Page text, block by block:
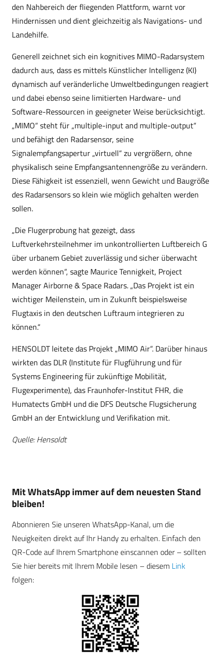
den Nahbereich der fliegenden Plattform, warnt vor
Hindernissen und dient gleichzeitig als Navigations- und
Landehilfe.
Generell zeichnet sich ein kognitives MIMO-Radarsystem
dadurch aus, dass es mittels Künstlicher Intelligenz (KI)
dynamisch auf veränderliche Umweltbedingungen reagiert
und dabei ebenso seine limitierten Hardware- und
Software-Ressourcen in geeigneter Weise berücksichtigt.
„MIMO“ steht für „multiple-input and multiple-output“
und befähigt den Radarsensor, seine
Signalempfangsapertur „virtuell“ zu vergrößern, ohne
physikalisch seine Empfangsantennengröße zu verändern.
Diese Fähigkeit ist essenziell, wenn Gewicht und Baugröße
des Radarsensors so klein wie möglich gehalten werden
sollen.
„Die Flugerprobung hat gezeigt, dass
Luftverkehrsteilnehmer im unkontrollierten Luftbereich G
über urbanem Gebiet zuverlässig und sicher überwacht
werden können“, sagte Maurice Tennigkeit, Project
Manager Airborne & Space Radars. „Das Projekt ist ein
wichtiger Meilenstein, um in Zukunft beispielsweise
Flugtaxis in den deutschen Luftraum integrieren zu
können.“
HENSOLDT leitete das Projekt „MIMO Air“. Darüber hinaus
wirkten das DLR (Institute für Flugführung und für
Systems Engineering für zukünftige Mobilität,
Flugexperimente), das Fraunhofer-Institut FHR, die
Humatects GmbH und die DFS Deutsche Flugsicherung
GmbH an der Entwicklung und Verifikation mit.
Quelle: Hensoldt
Mit WhatsApp immer auf dem neuesten Stand
bleiben!
Abonnieren Sie unseren WhatsApp-Kanal, um die
Neuigkeiten direkt auf Ihr Handy zu erhalten. Einfach den
QR-Code auf Ihrem Smartphone einscannen oder – sollten
Sie hier bereits mit Ihrem Mobile lesen – diesem Link
folgen: